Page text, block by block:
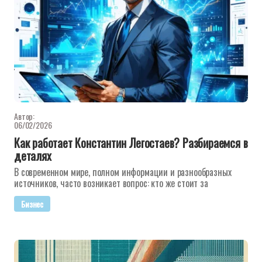
Автор:
06/02/2026
Как работает Константин Легостаев? Разбираемся в
деталях
В современном мире, полном информации и разнообразных
источников, часто возникает вопрос: кто же стоит за
Бизнес